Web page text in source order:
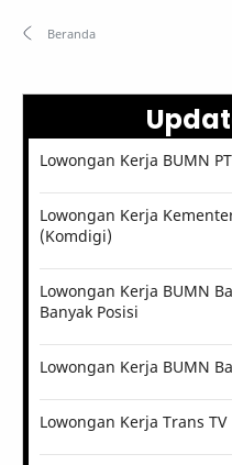
Lowongan Kerja BUMN
Lowongan Kerja
(Komdigi)
Lowongan Kerja BUMN
Banyak Posisi
Lowongan Kerja BUMN
Lowongan Kerja Trans TV